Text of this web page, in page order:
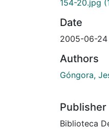
154-20.jpg
Date
2005-06-24
Authors
Góngora,
Publisher
Biblioteca